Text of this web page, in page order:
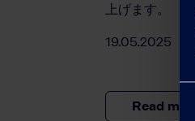
上げます。
19.05.2025
Read more